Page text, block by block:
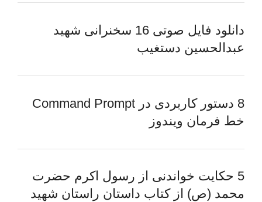
دانلود فایل صوتی 16 سخنرانی شهید
عبدالحسین دستغیب
8 دستور کاربردی در Command Prompt
خط فرمان ویندوز
5 حکایت خواندنی از رسول اکرم حضرت
محمد (ص) از کتاب داستان راستان شهید